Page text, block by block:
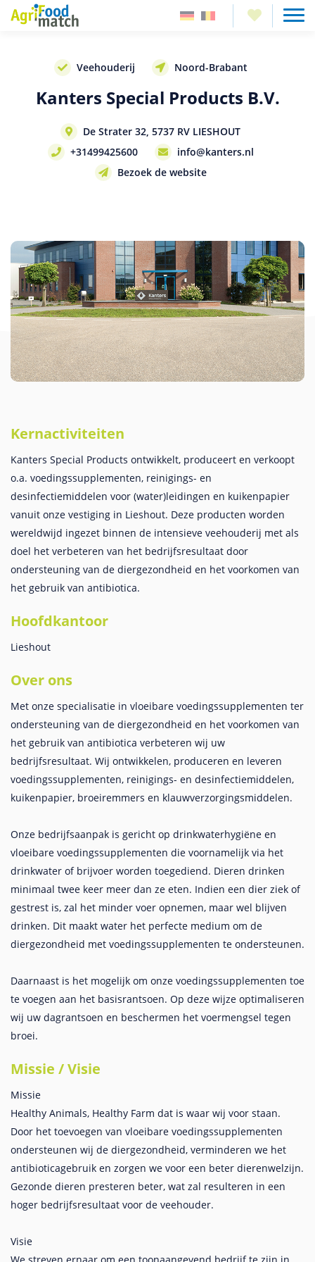
Veehouderij Noord-Brabant
Kanters Special Products B.V.
De Strater 32, 5737 RV LIESHOUT
+31499425600
info@kanters.nl
Bezoek de website
Kernactiviteiten
Kanters Special Products ontwikkelt, produceert en verkoopt
o.a. voedingssupplementen, reinigings- en
desinfectiemiddelen voor (water)leidingen en kuikenpapier
vanuit onze vestiging in Lieshout. Deze producten worden
wereldwijd ingezet binnen de intensieve veehouderij met als
doel het verbeteren van het bedrijfsresultaat door
ondersteuning van de diergezondheid en het voorkomen van
het gebruik van antibiotica.
Hoofdkantoor
Lieshout
Over ons
Met onze specialisatie in vloeibare voedingssupplementen ter
ondersteuning van de diergezondheid en het voorkomen van
het gebruik van antibiotica verbeteren wij uw
bedrijfsresultaat. Wij ontwikkelen, produceren en leveren
voedingssupplementen, reinigings- en desinfectiemiddelen,
kuikenpapier, broeiremmers en klauwverzorgingsmiddelen.
Onze bedrijfsaanpak is gericht op drinkwaterhygiëne en
vloeibare voedingssupplementen die voornamelijk via het
drinkwater of brijvoer worden toegediend. Dieren drinken
minimaal twee keer meer dan ze eten. Indien een dier ziek of
gestrest is, zal het minder voer opnemen, maar wel blijven
drinken. Dit maakt water het perfecte medium om de
diergezondheid met voedingssupplementen te ondersteunen.
Daarnaast is het mogelijk om onze voedingssupplementen toe
te voegen aan het basisrantsoen. Op deze wijze optimaliseren
wij uw dagrantsoen en beschermen het voermengsel tegen
broei.
Missie / Visie
Missie
Healthy Animals, Healthy Farm dat is waar wij voor staan.
Door het toevoegen van vloeibare voedingssupplementen
ondersteunen wij de diergezondheid, verminderen we het
antibioticagebruik en zorgen we voor een beter dierenwelzijn.
Gezonde dieren presteren beter, wat zal resulteren in een
hoger bedrijfsresultaat voor de veehouder.
Visie